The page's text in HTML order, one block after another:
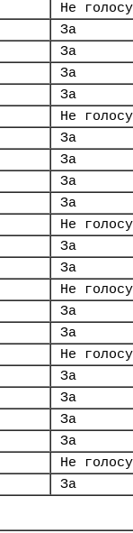
Не
За
За
За
За
Не
За
За
За
За
Не
За
За
Не
За
За
Не
За
За
За
За
Не
За